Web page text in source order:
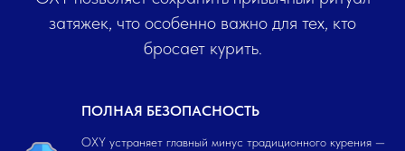
затяжек, что особенно важно для тех, кто
бросает курить.
ПОЛНАЯ БЕЗОПАСНОСТЬ
OXY устраняет главный минус традиционного курения —